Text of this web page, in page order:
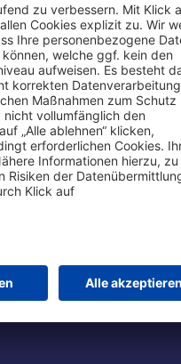
Über uns
Fraport AG
Business am Airport
FRA Eventlocations
Jobs am Airport
Konzernstrategie